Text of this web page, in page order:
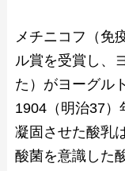
メチニコフ（免
ル賞を受賞し、
た）がヨーグル
1904（明治37）
凝固させた酸乳
酸菌を意識した